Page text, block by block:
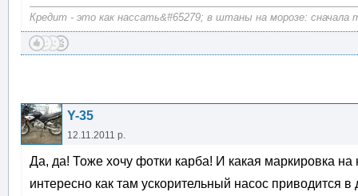
Кредит - это как нассать&#65279; в штаны на морозе: сначала
Y-35
12.11.2011 р.
Да, да! Тоже хочу фотки карба! И какая маркировка
интересно как там ускорительный насос приводится